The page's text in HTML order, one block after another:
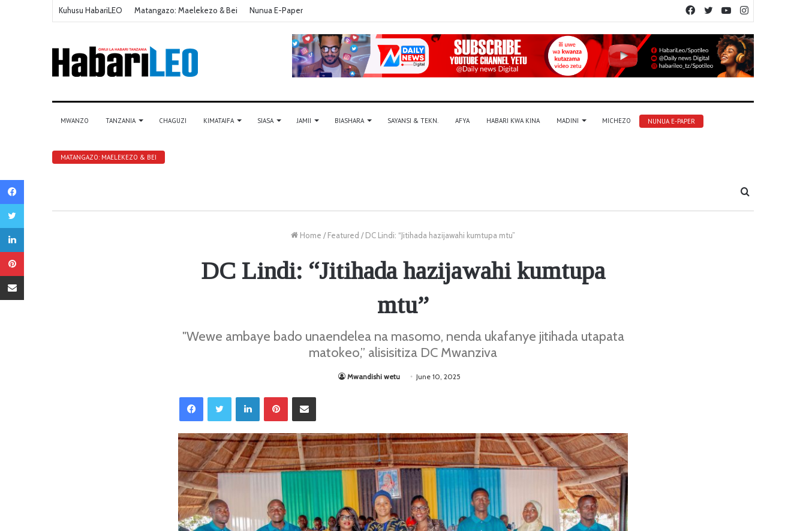
Kuhusu HabariLEO Matangazo: Maelekezo & Bei Nunua E-Paper YouTube
Twitter
Facebook
MWANZO TANZANIA CHAGUZI KIMATAIFA SIASA JAMII BIASHARA SAYANSI & TEKN. AFYA HABARI KWA KINA MADINI MICHEZO NUNUA E-PAPER
MATANGAZO: MAELEKEZO & BEI
Tafuta
Home / Featured / DC Lindi: “Jitihada hazijawahi kumtupa mtu”
DC Lindi: “Jitihada hazijawahi kumtupa
mtu”
"Wewe ambaye bado unaendelea na masomo, nenda ukafanye jitihada utapata
matokeo,” alisisitiza DC Mwanziva
Mwandishi wetu June 10, 2025
LinkedIn